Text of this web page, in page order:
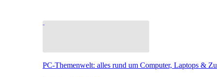
PC-Themenwelt: alles rund um Computer, Laptops &